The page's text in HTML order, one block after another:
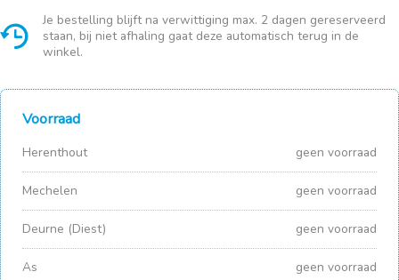
Je bestelling blijft na verwittiging max. 2 dagen gereserveerd
staan, bij niet afhaling gaat deze automatisch terug in de
winkel.
Voorraad
Herenthout geen voorraad
Mechelen geen voorraad
Deurne (Diest) geen voorraad
As geen voorraad